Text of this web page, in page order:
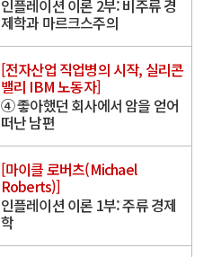
인플레이션 이론 2부: 비주류 경
제학과 마르크스주의
[전자산업 직업병의 시작, 실리콘
밸리 IBM 노동자]
④ 좋아했던 회사에서 암을 얻어
떠난 남편
[마이클 로버츠(Michael
Roberts)]
인플레이션 이론 1부: 주류 경제
학